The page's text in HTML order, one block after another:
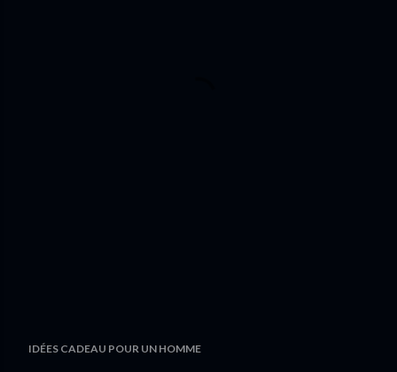
IDÉES CADEAU POUR UN HOMME